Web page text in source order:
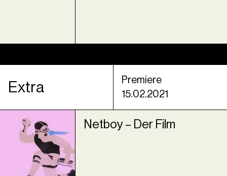
Extra
Premiere
15.02.2021
Netboy – Der Film